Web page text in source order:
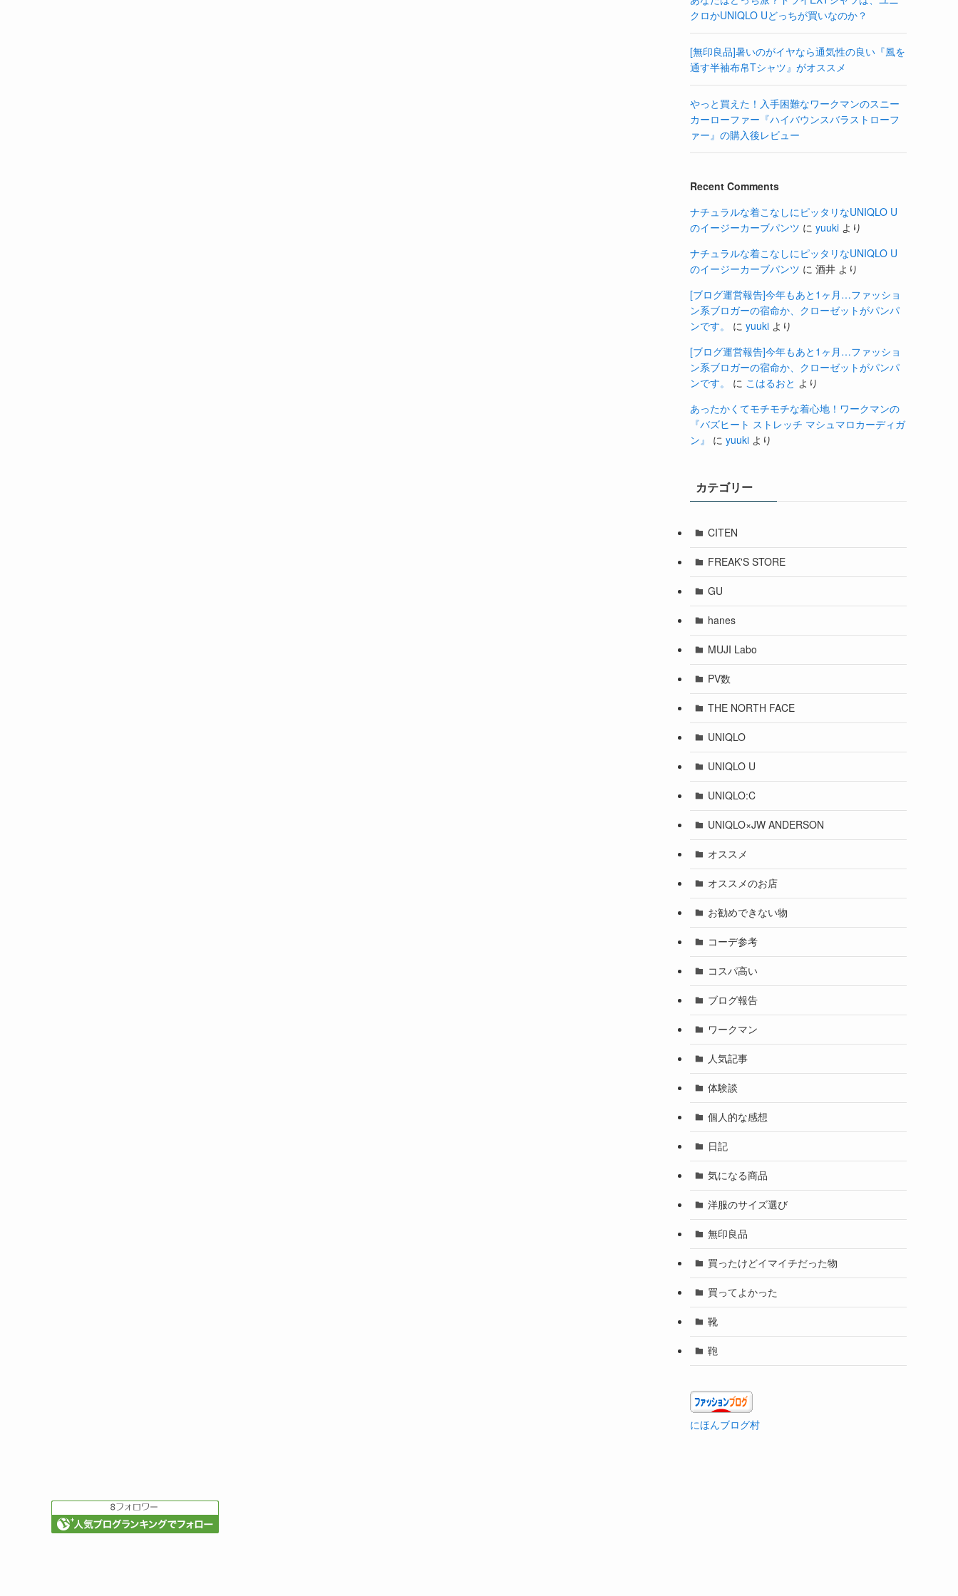
クロかUNIQLO Uどっちが買いなのか？
[無印良品]暑いのがイヤなら通気性の良い『風を
通す半袖布帛Tシャツ』がオススメ
やっと買えた！入手困難なワークマンのスニー
カーローファー『ハイバウンスバラストローフ
ァー』の購入後レビュー
Recent Comments
ナチュラルな着こなしにピッタリなUNIQLO U
のイージーカーブパンツ に yuuki より
ナチュラルな着こなしにピッタリなUNIQLO U
のイージーカーブパンツ に 酒井 より
[ブログ運営報告]今年もあと1ヶ月…ファッショ
ン系ブロガーの宿命か、クローゼットがパンパ
ンです。
に yuuki より
[ブログ運営報告]今年もあと1ヶ月…ファッショ
ン系ブロガーの宿命か、クローゼットがパンパ
ンです。
に こはるおと より
あったかくてモチモチな着心地！ワークマンの
『バズヒート ストレッチ マシュマロカーディガ
ン』
に yuuki より
カテゴリー
CITEN
FREAK'S STORE
GU
hanes
MUJI Labo
PV数
THE NORTH FACE
UNIQLO
UNIQLO U
UNIQLO:C
UNIQLO×JW ANDERSON
オススメ
オススメのお店
お勧めできない物
コーデ参考
コスパ高い
ブログ報告
ワークマン
人気記事
体験談
個人的な感想
日記
気になる商品
洋服のサイズ選び
無印良品
買ったけどイマイチだった物
買ってよかった
靴
鞄
にほんブログ村